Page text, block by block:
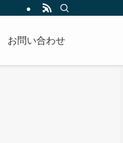
お問い合わせ